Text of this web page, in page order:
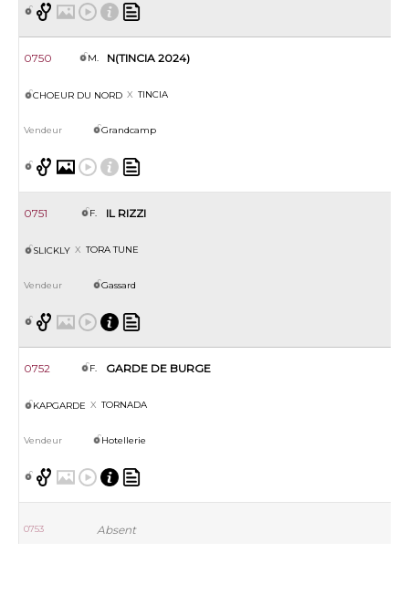
0750 M. N(TINCIA 2024)
CHOEUR DU NORD TINCIA
Grandcamp
0751 F. IL RIZZI
SLICKLY TORA TUNE
Gassard
0752 F. GARDE DE BURGE
KAPGARDE TORNADA
Hotellerie
0753 Absent